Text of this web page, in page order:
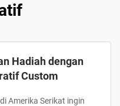
Hadiah dengan
Custom
Amerika Serikat ingin